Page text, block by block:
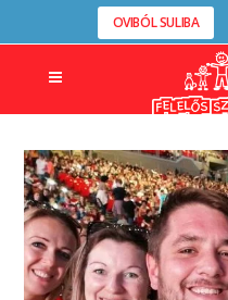
OVIBÓL SULIBA